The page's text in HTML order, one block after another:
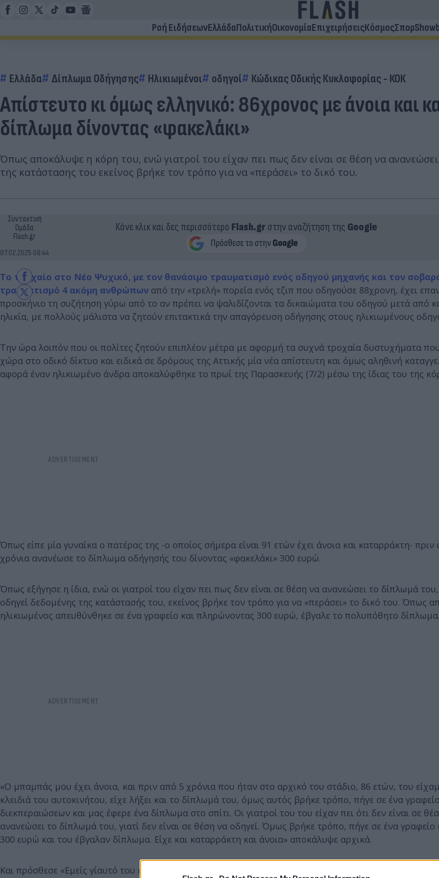
Ροή ΕιδήσεωνΕλλάδαΠολιτικήΟικονομίαΕπιχειρήσειςΚόσμοςΣπορ
Ελλάδα Δίπλωμα Οδήγησης Ηλικιωμένοι οδηγοί Κώδικας Οδικής Κυκλοφορίας - ΚΟΚ
Απίστευτο κι όμως ελληνικό: 86χρονος με άνοια και
δίπλωμα δίνοντας «φακελάκι»
Όπως αποκάλυψε η κόρη του, ενώ γιατροί του είχαν πει πως δεν είναι σε θέση να
της κατάστασης του εκείνος βρήκε τον τρόπο για να «περάσει» το δικό του.
Συντακτική
Ομάδα
Flash.gr
07.02.2025 08:44
Κάνε κλικ και δες περισσότερο Flash.grστην αναζήτηση της Google
Το τροχαίο στο Νέο Ψυχικό, με τον θανάσιμο τραυματισμό ενός οδηγού μηχανής και τον
τραυματισμό 4 ακόμη ανθρώπων από την «τρελή» πορεία ενός τζιπ που οδηγούσε 88χρονη, έχει
προσκήνιο τη συζήτηση γύρω από το αν πρέπει να ψαλιδίζονται τα δικαιώματα του οδηγού μετά από
ηλικία, με πολλούς μάλιστα να ζητούν επιτακτικά την απαγόρευση οδήγησης στους ηλικιωμένους
Την ώρα λοιπόν που οι πολίτες ζητούν επιπλέον μέτρα με αφορμή τα συχνά τροχαία δυστυχήματα
χώρα στο οδικό δίκτυο και ειδικά σε δρόμους της Αττικής μία νέα απίστευτη και όμως αληθινή
αφορά έναν ηλικιωμένο άνδρα αποκαλύφθηκε το πρωί της Παρασκευής (7/2) μέσω της ίδιας του της
Όπως είπε μία γυναίκα ο πατέρας της -ο οποίος σήμερα είναι 91 ετών έχει άνοια και καταρράκτη- πριν
χρόνια ανανέωσε το δίπλωμα οδήγησής του δίνοντας «φακελάκι» 300 ευρώ.
Όπως εξήγησε η ίδια, ενώ οι γιατροί του είχαν πει πως δεν είναι σε θέση να ανανεώσει το δίπλωμά
οδηγεί δεδομένης της κατάστασής του, εκείνος βρήκε τον τρόπο για να «περάσει» το δικό του. Όπως
ηλικιωμένος απευθύνθηκε σε ένα γραφείο και πληρώνοντας 300 ευρώ, έβγαλε το πολυπόθητο
«Ο μπαμπάς μου έχει άνοια, και πριν από 5 χρόνια που ήταν στο αρχικό του στάδιο, 86 ετών, του
κλειδιά του αυτοκινήτου, είχε λήξει και το δίπλωμά του, όμως αυτός βρήκε τρόπο, πήγε σε ένα
διεκπεραιώσεων και μας έφερε ένα δίπλωμα στο σπίτι. Οι γιατροί του του είχαν πει ότι δεν είναι σε
ανανεώσει το δίπλωμά του, γιατί δεν είναι σε θέση να οδηγεί. Όμως βρήκε τρόπο, πήγε σε ένα
300 ευρώ και του έβγαλαν δίπλωμα. Είχε και καταρράκτη και άνοια» αποκάλυψε αρχικά.
Και πρόσθεσε «Εμείς γι΄αυτό του είχαμε πάρει τα κλειδιά, αλλά αυτός βρήκε τρόπο. Όταν